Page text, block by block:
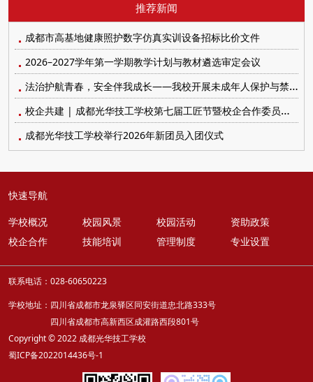
推荐新闻
成都市高基地健康照护数字仿真实训设备招标比价文件
2026–2027学年第一学期教学计划与教材遴选审定会议
法治护航青春，安全伴我成长——我校开展未成年人保护与禁毒防艾系列宣传教育活动
校企共建 | 成都光华技工学校第七届工匠节暨校企合作委员会顺利召开
成都光华技工学校举行2026年新团员入团仪式
快速导航
学校概况
校园风景 校园活动
资助政策
校企合作
技能培训 管理制度 专业设置
联系电话：028-60650223
学校地址：四川省成都市龙泉驿区同安街道忠北路333号
四川省成都市高新西区成灌路西段801号
Copyright © 2022 成都光华技工学校
蜀ICP备2022014436号-1